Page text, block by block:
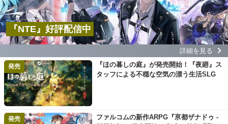
『NTE』好評配信中
詳細を見る
発売
『ほの暮しの庭』が発売開始！『夜廻』ス
タッフによる不穏な空気の漂う生活SLG
発売
ファルコムの新作ARPG『亰都ザナドゥ -